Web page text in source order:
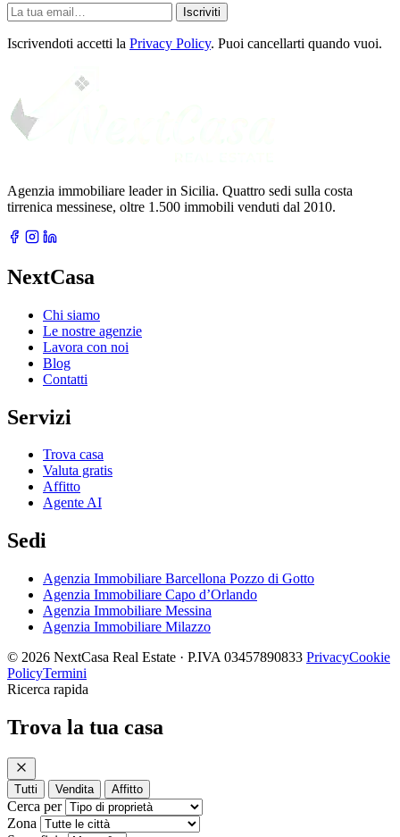
La
tua
email
Iscriviti
Iscrivendoti accetti la Privacy Policy. Puoi cancellarti quando vuoi.
Agenzia immobiliare leader in Sicilia. Quattro sedi sulla costa
tirrenica messinese, oltre 1.500 immobili venduti dal 2010.
NextCasa
Chi siamo
Le nostre agenzie
Lavora con noi
Blog
Contatti
Servizi
Trova casa
Valuta gratis
Affitto
Agente AI
Sedi
Agenzia Immobiliare Barcellona Pozzo di Gotto
Agenzia Immobiliare Capo d’Orlando
Agenzia Immobiliare Messina
Agenzia Immobiliare Milazzo
© 2026 NextCasa Real Estate · P.IVA 03457890833 PrivacyCookie
PolicyTermini
Ricerca rapida
Trova la tua casa
Tutti Vendita Affitto
Cerca per
Zona